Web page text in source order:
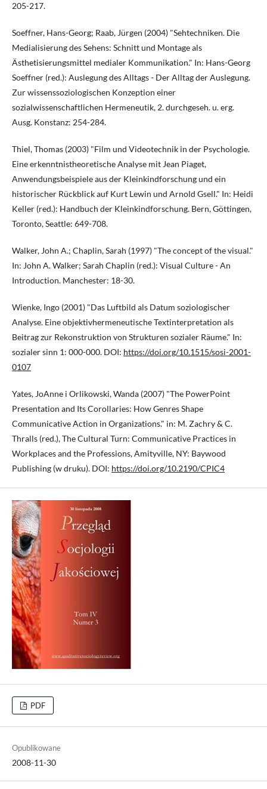
205-217.
Soeffner, Hans-Georg; Raab, Jürgen (2004) "Sehtechniken. Die
Medialisierung des Sehens: Schnitt und Montage als
Ästhetisierungsmittel medialer Kommunikation." In: Hans-Georg
Soeffner (red.): Auslegung des Alltags - Der Alltag der Auslegung.
Zur wissenssoziologischen Konzeption einer
sozialwissenschaftlichen Hermeneutik, 2. durchgeseh. u. erg.
Ausg. Konstanz: 254-284.
Thiel, Thomas (2003) "Film und Videotechnik in der Psychologie.
Eine erkenntnistheoretische Analyse mit Jean Piaget,
Anwendungsbeispiele aus der Kleinkindforschung und ein
historischer Rückblick auf Kurt Lewin und Arnold Gsell." In: Heidi
Keller (red.): Handbuch der Kleinkindforschung. Bern, Göttingen,
Toronto, Seattle: 649-708.
Walker, John A.; Chaplin, Sarah (1997) "The concept of the visual."
In: John A. Walker; Sarah Chaplin (red.): Visual Culture - An
Introduction. Manchester: 18-30.
Wienke, Ingo (2001) "Das Luftbild als Datum soziologischer
Analyse. Eine objektivhermeneutische Textinterpretation als
Beitrag zur Rekonstruktion von Strukturen sozialer Räume." In:
sozialer sinn 1: 000-000. DOI: https://doi.org/10.1515/sosi-2001-
0107
Yates, JoAnne i Orlikowski, Wanda (2007) "The PowerPoint
Presentation and Its Corollaries: How Genres Shape
Communicative Action in Organizations." in: M. Zachry & C.
Thralls (red.), The Cultural Turn: Communicative Practices in
Workplaces and the Professions, Amityville, NY: Baywood
Publishing (w druku). DOI: https://doi.org/10.2190/CPIC4
PDF
Opublikowane
2008-11-30